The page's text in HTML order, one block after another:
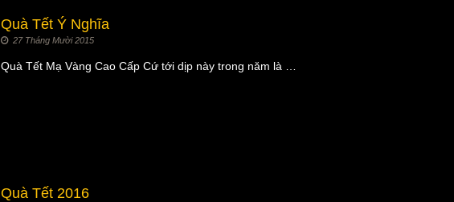
Quà Tết Ý Nghĩa
27 Tháng Mười 2015
Quà Tết Mạ Vàng Cao Cấp Cứ tới dịp này trong năm là …
Quà Tết 2016